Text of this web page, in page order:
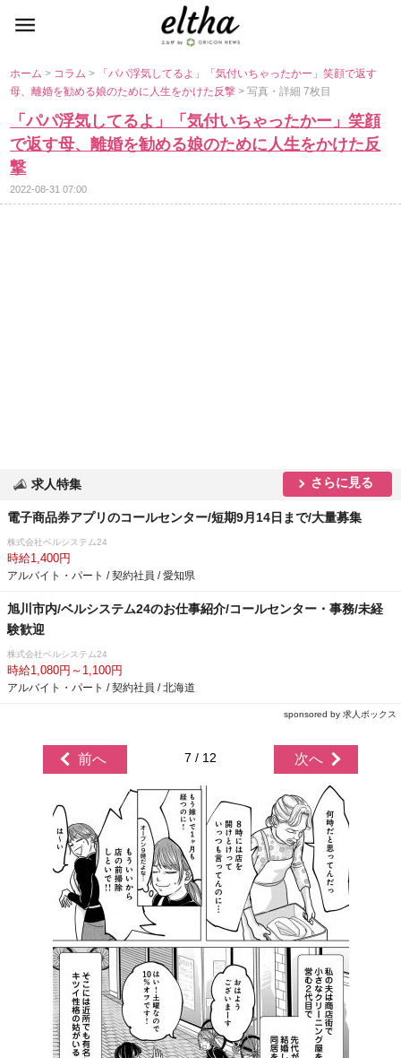
ホーム> コラム>
「パパ浮気してるよ」「気付いちゃったかー」笑顔で返す
母、離婚を勧める娘のために人生をかけた反撃> 写真・詳細 7枚目
「パパ浮気してるよ」「気付いちゃったかー」笑顔
で返す母、離婚を勧める娘のために人生をかけた反
撃
2022-08-31 07:00
求人特集 さらに見る
電子商品券アプリのコールセンター/短期9月14日まで/大量募集
株式会社ベルシステム24
時給1,400円
アルバイト・パート / 契約社員 / 愛知県
旭川市内/ベルシステム24のお仕事紹介/コールセンター・事務/未経
験歓迎
株式会社ベルシステム24
時給1,080円～1,100円
アルバイト・パート / 契約社員 / 北海道
sponsored by 求人ボックス
前へ 7 / 12 次へ